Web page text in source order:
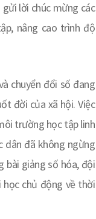
lời chúc mừng các
nâng cao trình độ
chuyển đổi số đang
đời của xã hội. Việc
trường học tập linh
dân đã không ngừng
bài giảng số hóa, đội
chủ động về thời